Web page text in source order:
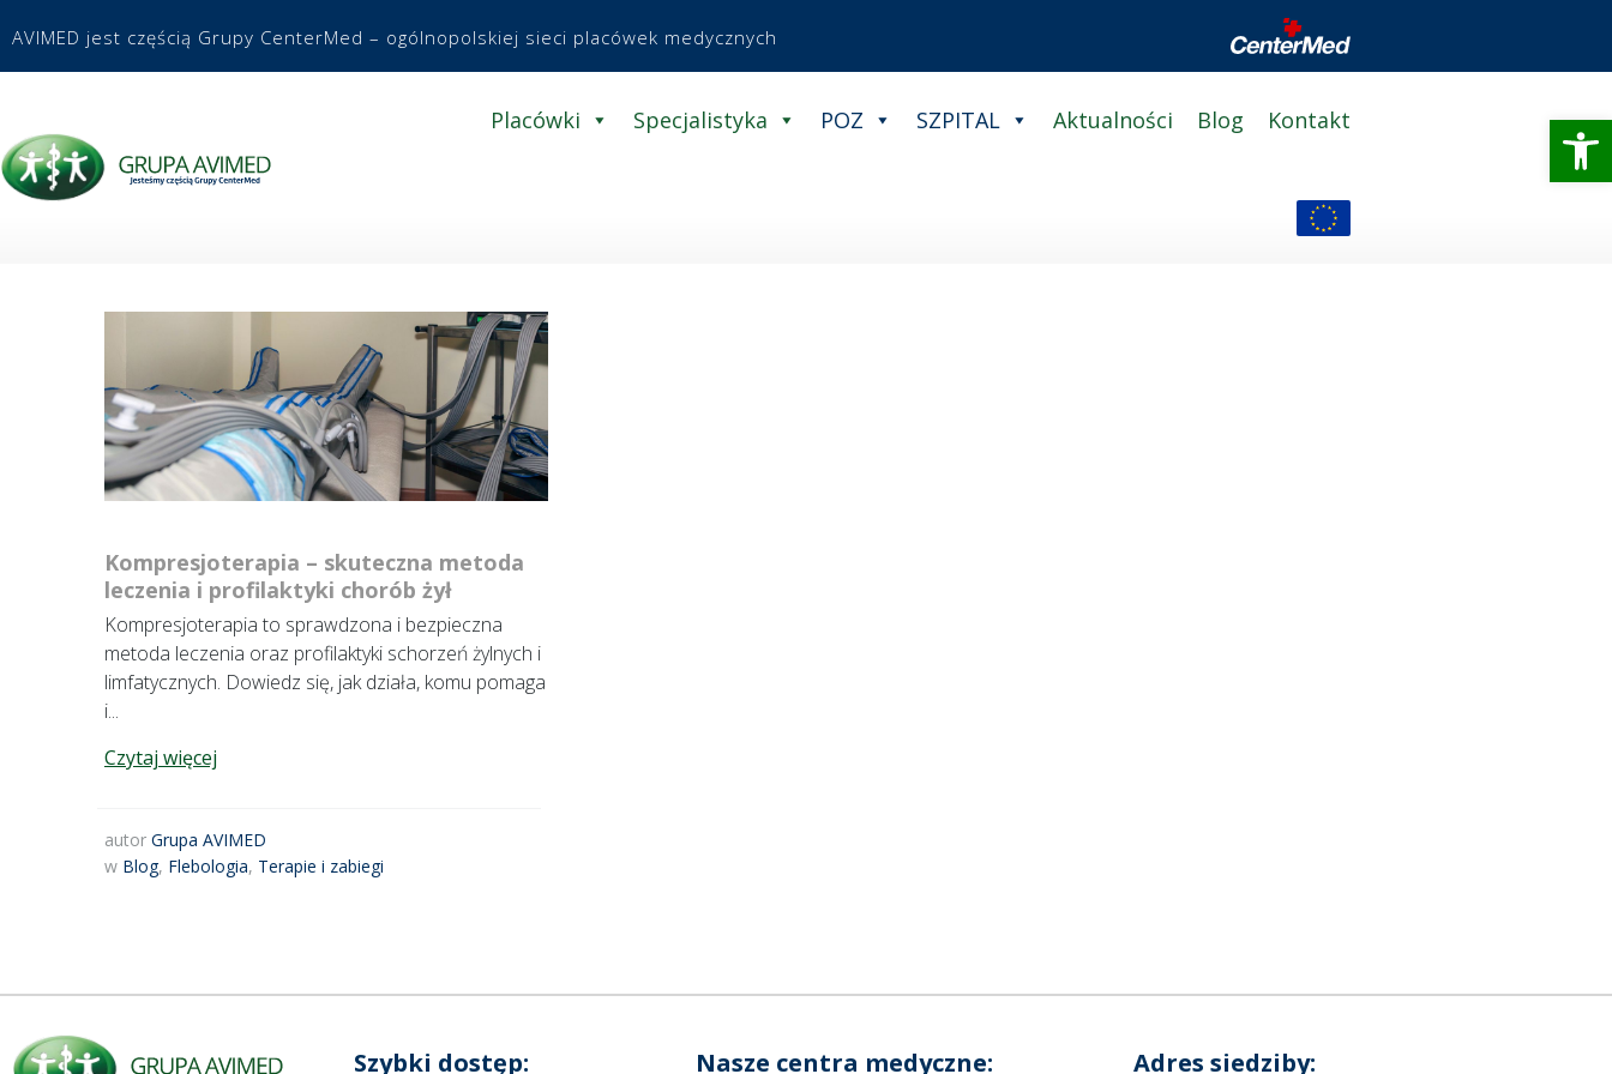
AVIMED jest częścią Grupy CenterMed – ogólnopolskiej sieci placówek medycznych
Placówki Specjalistyka POZ SZPITAL Aktualności Blog Kontakt
Kompresjoterapia – skuteczna metoda
leczenia i profilaktyki chorób żył
Kompresjoterapia to sprawdzona i bezpieczna
metoda leczenia oraz profilaktyki schorzeń żylnych i
limfatycznych. Dowiedz się, jak działa, komu pomaga
i...
Czytaj więcej
autor Grupa AVIMED
w Blog, Flebologia, Terapie i zabiegi
Szybki dostęp: Nasze centra medyczne: Adres siedziby: